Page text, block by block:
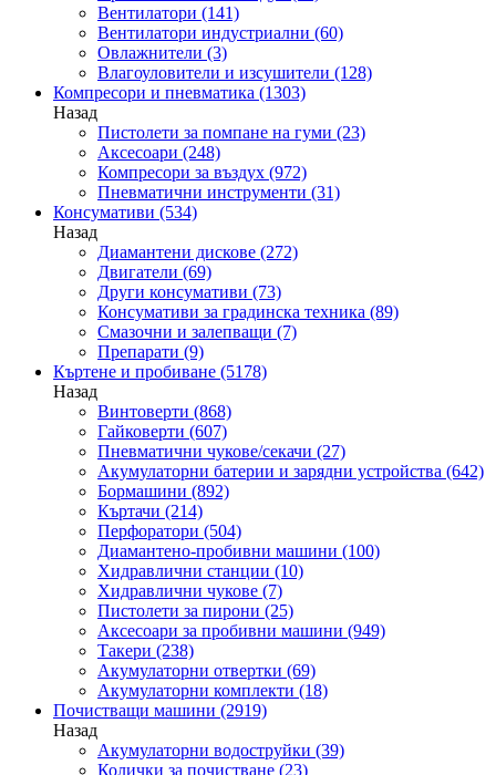
Вентилатори (141)
Вентилатори индустриални (60)
Овлажнители (3)
Влагоуловители и изсушители (128)
Компресори и пневматика (1303)
Назад
Пистолети за помпане на гуми (23)
Аксесоари (248)
Компресори за въздух (972)
Пневматични инструменти (31)
Консумативи (534)
Назад
Диамантени дискове (272)
Двигатели (69)
Други консумативи (73)
Консумативи за градинска техника (89)
Смазочни и залепващи (7)
Препарати (9)
Къртене и пробиване (5178)
Назад
Винтоверти (868)
Гайковерти (607)
Пневматични чукове/секачи (27)
Акумулаторни батерии и зарядни устройства (642)
Бормашини (892)
Къртачи (214)
Перфоратори (504)
Диамантено-пробивни машини (100)
Хидравлични станции (10)
Хидравлични чукове (7)
Пистолети за пирони (25)
Аксесоари за пробивни машини (949)
Такери (238)
Акумулаторни отвертки (69)
Акумулаторни комплекти (18)
Почистващи машини (2919)
Назад
Акумулаторни водоструйки (39)
Колички за почистване (23)